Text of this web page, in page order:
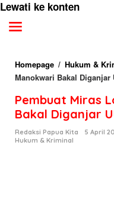
Lewati ke konten
Homepage / Hukum &
Manokwari Bakal Diganjar
Pembuat Miras
Bakal Diganjar
Redaksi Papua Kita
5 April
Hukum & Kriminal